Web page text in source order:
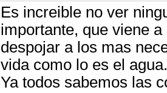
Es increible no ver
importante, que viene
despojar a los mas
vida como lo es el agua.
Ya todos sabemos las